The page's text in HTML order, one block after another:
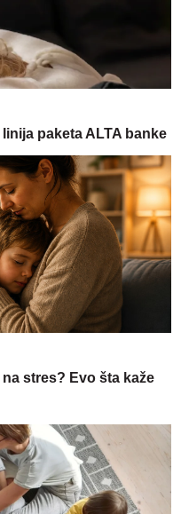
paketa ALTA banke
stres? Evo šta kaže